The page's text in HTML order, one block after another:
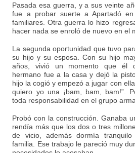
Pasada esa guerra, y a sus veinte
fue a probar suerte a Apartadó
familiares. Otra guerra lo hizo
hacer nada se enroló de nuevo en el
La segunda oportunidad que tuvo
su hijo y su esposa. Con su hijo
años, vivió un momento que él
hermano fue a la casa y dejó la
hijo la cogió y empezó a jugar con
quiero yo una ¡bam, bam, bam!”.
toda responsabilidad en el grupo
Probó con la construcción. Ganaba
rendía más que los dos o tres
de vicio, además dormía
familia. Ese trabajo le pareció muy